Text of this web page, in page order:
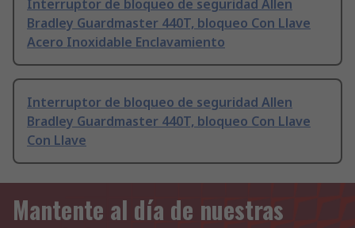
Interruptor de bloqueo de seguridad Allen
Bradley Guardmaster 440T, bloqueo Con Llave
Acero Inoxidable Enclavamiento
Interruptor de bloqueo de seguridad Allen
Bradley Guardmaster 440T, bloqueo Con Llave
Con Llave
Mantente al día de nuestras